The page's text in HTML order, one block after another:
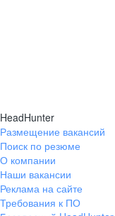
HeadHunter
Размещение вакансий
Поиск по резюме
О компании
Наши вакансии
Реклама на сайте
Требования к ПО